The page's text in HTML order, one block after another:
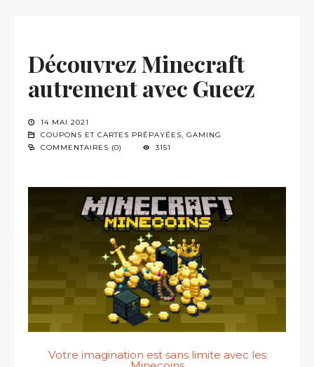
Découvrez Minecraft
autrement avec Gueez
14 MAI 2021
COUPONS ET CARTES PRÉPAYÉES, GAMING
COMMENTAIRES (0)
3151
Votre imagination est sans limite avec les